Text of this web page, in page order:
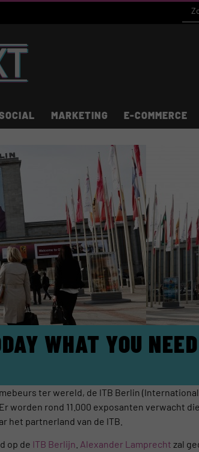
MARKETING E-COMMERCE
WHAT YOU
ter wereld, de ITB Berlin
worden rond 11.000 exposanten verwacht
het partnerland van de ITB.
op de ITB Berlijn Alexander Lamprecht zal